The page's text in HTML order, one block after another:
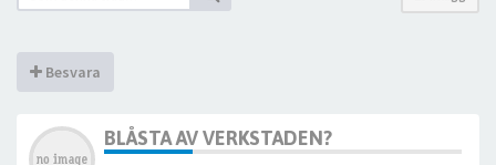
Besvara
BLÅSTA AV VERKSTADEN?